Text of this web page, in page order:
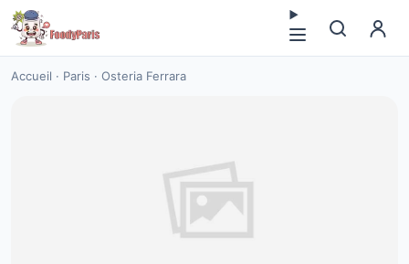
Accueil · Paris · Osteria Ferrara